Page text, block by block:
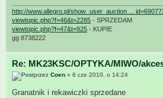
http://www.allegro.pl/show_user_auction ...
viewtopic.php?f=46&t=2285 - SPRZEDAM
viewtopic.php?f=47&t=925 - KUPIE
gg 8738222
Re: MK23KSC/OPTYKA/MIWO/
przez Coen » 6 cze 2010, o 14:24
Granatnik i rekawiczki sprzedane